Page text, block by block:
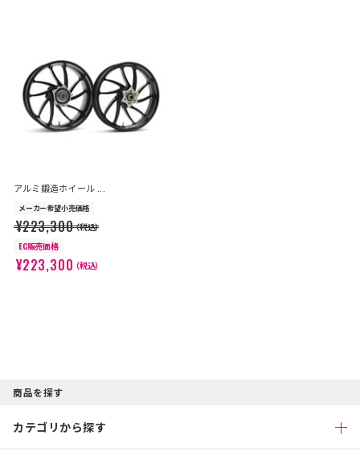
アルミ鍛造ホイール ...
メーカー希望小売価格
¥223,300（税込）
EC販売価格
¥223,300（税込）
商品を探す
カテゴリから探す